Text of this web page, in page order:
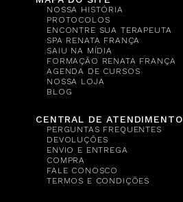
NOSSA HISTÓRIA
PROTOCOLOS
ENCONTRE SUA TERAPEUTA
SPA RENATA FRANÇA
SAIU NA MÍDIA
FORMAÇÃO RENATA FRANÇA
AGENDA DE CURSOS
NOSSA LOJA
BLOG
CENTRAL DE ATENDIMENTO
PERGUNTAS FREQUENTES
DEVOLUÇÕES
ENVIO E ENTREGA
COMPRA
FALE CONOSCO
TERMOS E CONDIÇÕES